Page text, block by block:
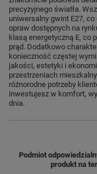
precyzyjnego światła.
uniwersalny gwint E27,
opraw dostępnych na
klasą energetyczną E, co
prąd. Dodatkowo
konieczność częstej
jakości, estetyki i
przestrzeniach
różnorodne potrzeby
inwestujesz w komfort,
dnia.
Podmiot
produkt na